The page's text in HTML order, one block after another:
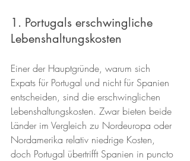
1. Portugals erschwingliche
Lebenshaltungskosten
Einer der Hauptgründe, warum sich
Expats für Portugal und nicht für Spanien
entscheiden, sind die erschwinglichen
Lebenshaltungskosten. Zwar bieten beide
Länder im Vergleich zu Nordeuropa oder
Nordamerika relativ niedrige Kosten,
doch Portugal übertrifft Spanien in puncto